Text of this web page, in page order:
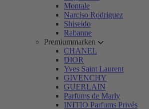
Montale
Narciso Rodriguez
Shiseido
Rabanne
Premiummarken
CHANEL
DIOR
Yves Saint Laurent
GIVENCHY
GUERLAIN
Parfums de Marly
INITIO Parfums Privés